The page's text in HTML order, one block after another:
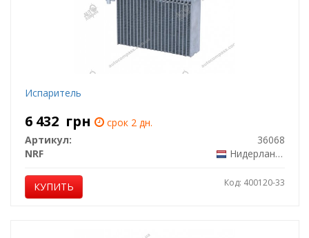
Испаритель
6 432 грн
срок 2 дн.
Артикул:
36068
NRF
Нидерланды
КУПИТЬ Код: 400120-33